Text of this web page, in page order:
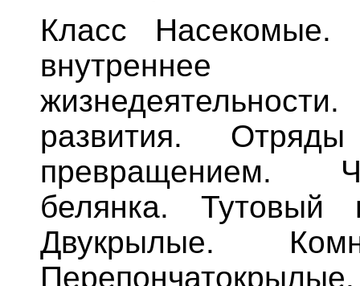
Класс
внутреннее
развития.
превращением.
белянка. Тутовый
Двукрылые.